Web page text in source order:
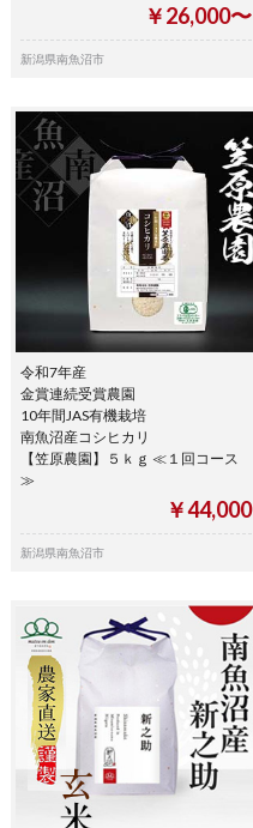
￥26,000〜
新潟県南魚沼市
令和7年産
金賞連続受賞農園
10年間JAS有機栽培
南魚沼産コシヒカリ
【笠原農園】５ｋｇ ≪１回コース
≫
￥44,000
新潟県南魚沼市